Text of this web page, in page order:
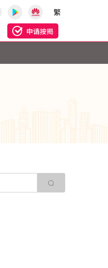
繁
申请按揭